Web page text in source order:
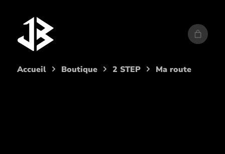
Accueil Boutique 2 STEP Ma route